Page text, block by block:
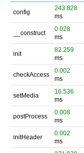
config
243.828
ms
__construct
0.028
ms
init
82.259
ms
checkAccess
0.002
ms
setMedia
16.536
ms
postProcess
0.008
ms
initHeader
0.002
ms